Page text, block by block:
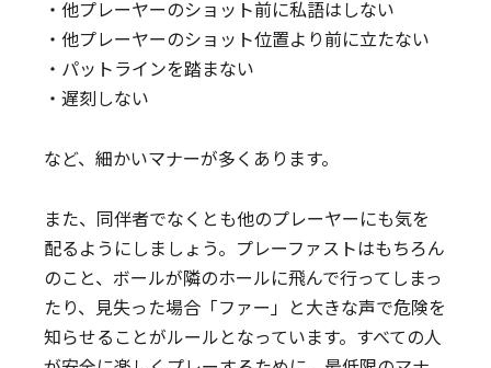
・他プレーヤーのショット前に私語はしない
・他プレーヤーのショット位置より前に立たない
・パットラインを踏まない
・遅刻しない
など、細かいマナーが多くあります。
また、同伴者でなくとも他のプレーヤーにも気を
配るようにしましょう。プレーファストはもちろん
のこと、ボールが隣のホールに飛んで行ってしまっ
たり、見失った場合「ファー」と大きな声で危険を
知らせることがルールとなっています。すべての人